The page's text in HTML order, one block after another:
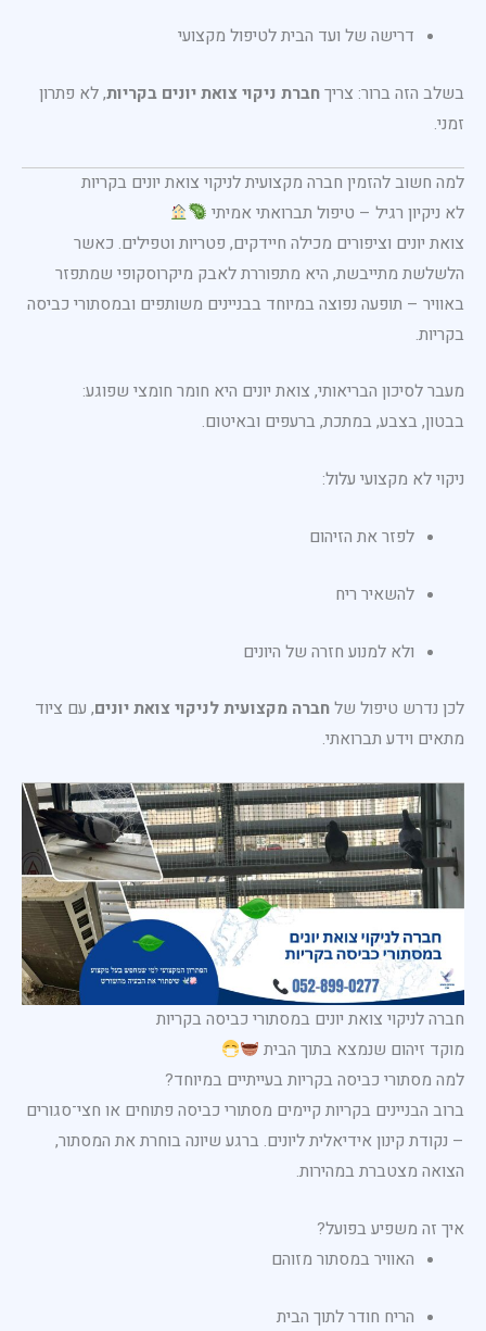
דרישה של ועד הבית לטיפול מקצועי
בשלב הזה ברור: צריךחברת ניקוי צואת יונים בקריות, לא פתרון
זמני.
למה חשוב להזמין חברה מקצועית לניקוי צואת יונים בקריות
לא ניקיון רגיל – טיפול תברואתי אמיתי
צואת יונים וציפורים מכילה חיידקים, פטריות וטפילים. כאשר
הלשלשת מתייבשת, היא מתפוררת לאבק מיקרוסקופי שמתפזר
באוויר – תופעה נפוצה במיוחד בבניינים משותפים ובמסתורי כביסה
בקריות.
מעבר לסיכון הבריאותי, צואת יונים היא חומר חומצי שפוגע:
בבטון, בצבע, במתכת, ברעפים ובאיטום.
ניקוי לא מקצועי עלול:
לפזר את הזיהום
להשאיר ריח
ולא למנוע חזרה של היונים
לכן נדרש טיפול שלחברה מקצועית לניקוי צואת יונים, עם ציוד
מתאים וידע תברואתי.
חברה לניקוי צואת יונים במסתורי כביסה בקריות
מוקד זיהום שנמצא בתוך הבית
למה מסתורי כביסה בקריות בעייתיים במיוחד?
ברוב הבניינים בקריות קיימים מסתורי כביסה פתוחים או חצי־סגורים
– נקודת קינון אידיאלית ליונים. ברגע שיונה בוחרת את המסתור,
הצואה מצטברת במהירות.
איך זה משפיע בפועל?
האוויר במסתור מזוהם
הריח חודר לתוך הבית